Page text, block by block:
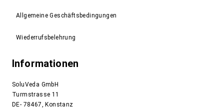
Allgemeine Geschäftsbedingungen
Wiederrufsbelehrung
Informationen
SoluVeda GmbH
Turmstrasse 11
DE- 78467, Konstanz